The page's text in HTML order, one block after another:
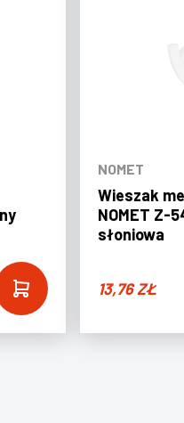
NOMET
Wieszak
NOMET Z-
słoniowa
13,76ZŁ